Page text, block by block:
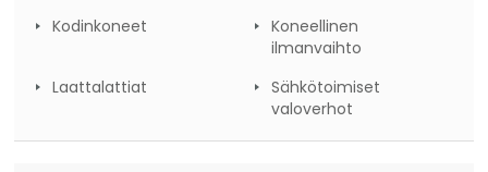
Kodinkoneet
Koneellinen
ilmanvaihto
Laattalattiat
Sähkötoimiset
valoverhot